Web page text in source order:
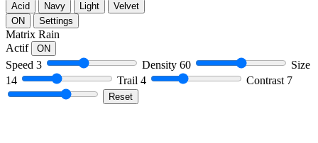
Acid
Navy Light
Velvet
ON
Settings
Matrix Rain
Actif
ON
Speed 3 Density 60
Size
14
Trail 4 Contrast 7
Reset